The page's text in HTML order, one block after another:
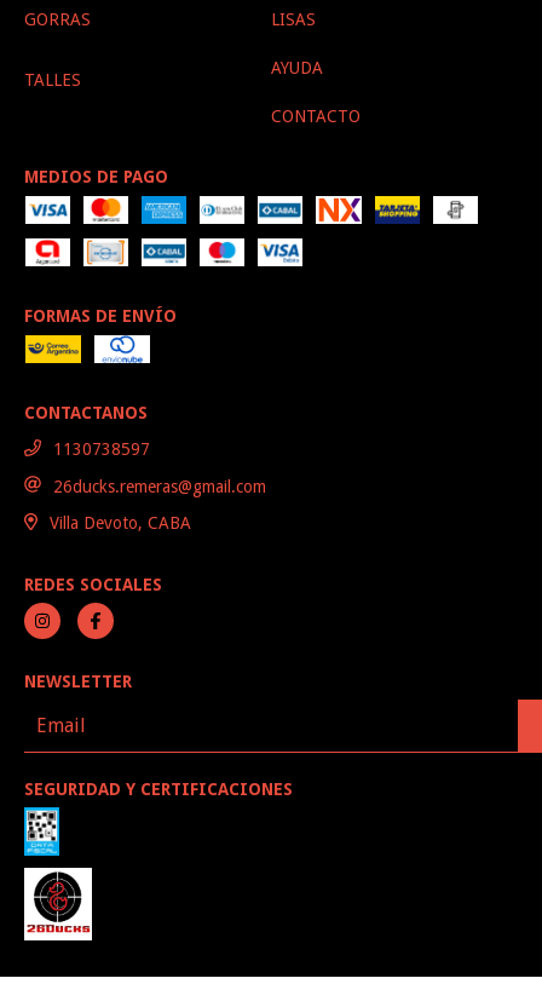
GORRAS LISAS
TALLES
AYUDA
CONTACTO
MEDIOS DE PAGO
FORMAS DE ENVÍO
CONTACTANOS
1130738597
26ducks.remeras@gmail.com
Villa Devoto, CABA
REDES SOCIALES
NEWSLETTER
SEGURIDAD Y CERTIFICACIONES